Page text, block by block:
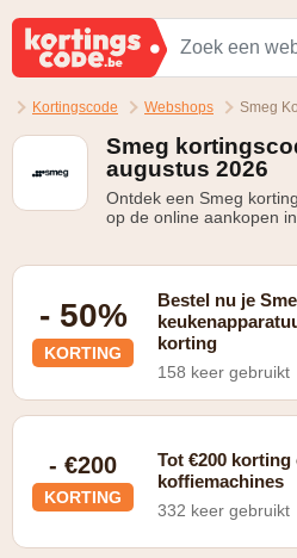
Kortingscode Webshops Smeg
Smeg
augustus 2026
Ontdek een Smeg
op de online aankopen
- 50%
KORTING
Bestel nu je
korting
158 keer gebruikt
- €200
KORTING
Tot €200 korting
koffiemachines
332 keer gebruikt